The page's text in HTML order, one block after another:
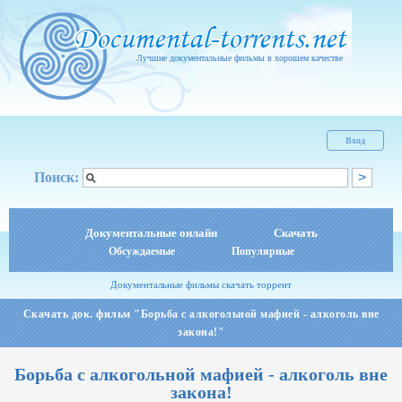
Лучшие документальные фильмы в хорошем качестве
Вход
Поиск:
Документальные онлайн Скачать
Обсуждаемые Популярные
Документальные фильмы скачать торрент
Скачать док. фильм "Борьба с алкогольной мафией - алкоголь вне
закона!"
Борьба с алкогольной мафией - алкоголь вне
закона!